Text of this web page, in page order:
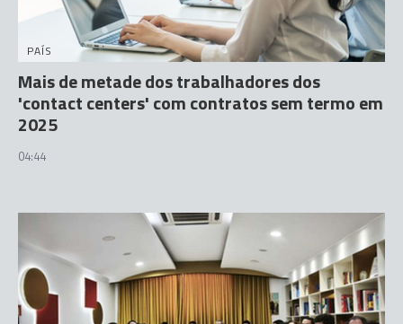
PAÍS
Mais de metade dos trabalhadores dos
'contact centers' com contratos sem termo em
2025
04:44